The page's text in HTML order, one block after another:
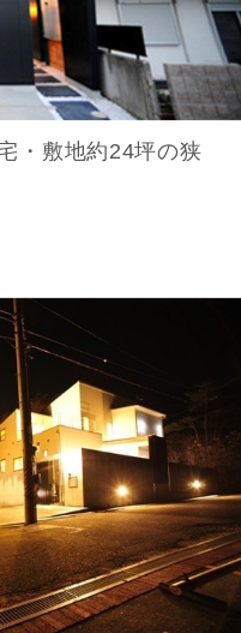
・敷地約24坪の狭